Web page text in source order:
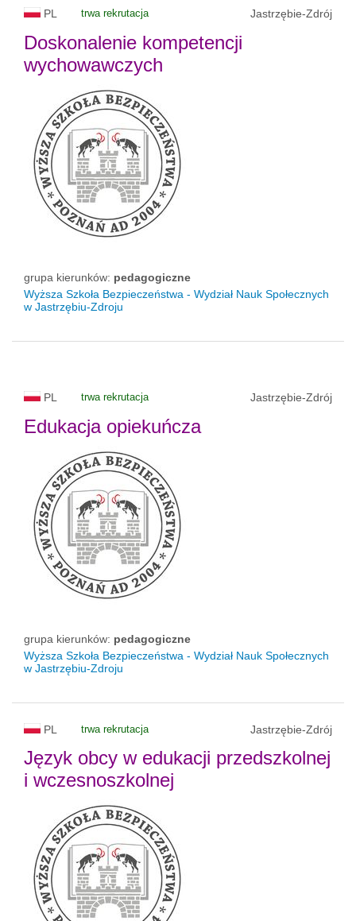
PL trwa rekrutacja Jastrzębie-Zdrój
Doskonalenie kompetencji
wychowawczych
grupa kierunków: pedagogiczne
Wyższa Szkoła Bezpieczeństwa - Wydział Nauk Społecznych
w Jastrzębiu-Zdroju
PL trwa rekrutacja Jastrzębie-Zdrój
Edukacja opiekuńcza
grupa kierunków: pedagogiczne
Wyższa Szkoła Bezpieczeństwa - Wydział Nauk Społecznych
w Jastrzębiu-Zdroju
PL trwa rekrutacja Jastrzębie-Zdrój
Język obcy w edukacji przedszkolnej
i wczesnoszkolnej